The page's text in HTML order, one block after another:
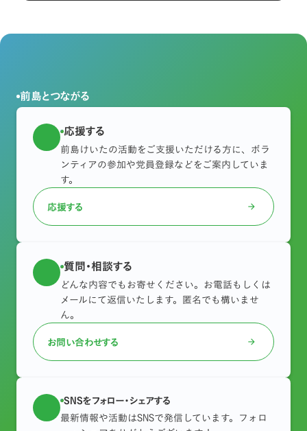
前島とつながる
応援する
前島けいたの活動をご支援いただける方に、ボラ
ンティアの参加や党員登録などをご案内していま
す。
応援する
arrow_forward
質問・相談する
どんな内容でもお寄せください。お電話もしくは
メールにて返信いたします。匿名でも構いませ
ん。
お問い合わせする
arrow_forward
SNSをフォロー・シェアする
最新情報や活動はSNSで発信しています。フォロ